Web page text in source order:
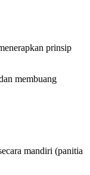
prinsip
membuang
mandiri (panitia